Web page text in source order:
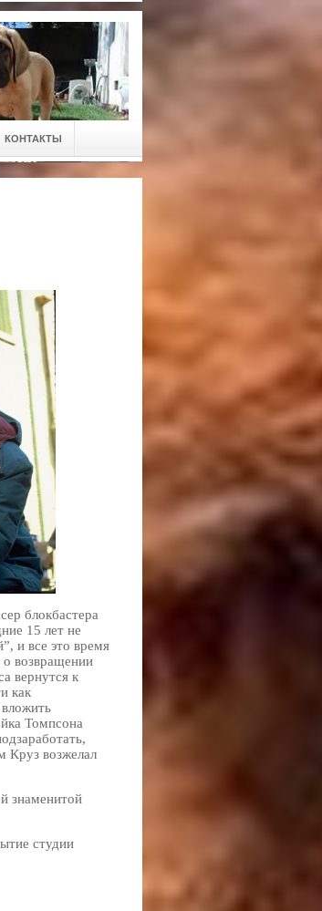
КОНТАКТЫ
блокбастера
15 лет не
и все это время
о возвращении
вернутся к
как
Томпсона
Круз возжелал
знаменитой
студии